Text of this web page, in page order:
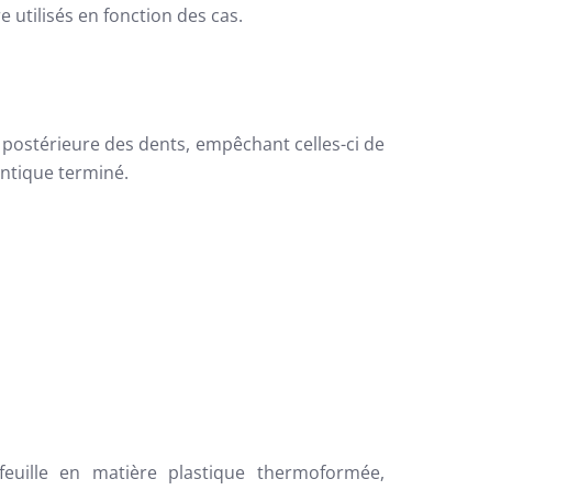
utilisés en fonction des cas.
des dents, empêchant celles-ci de
terminé.
en matière plastique thermoformée,